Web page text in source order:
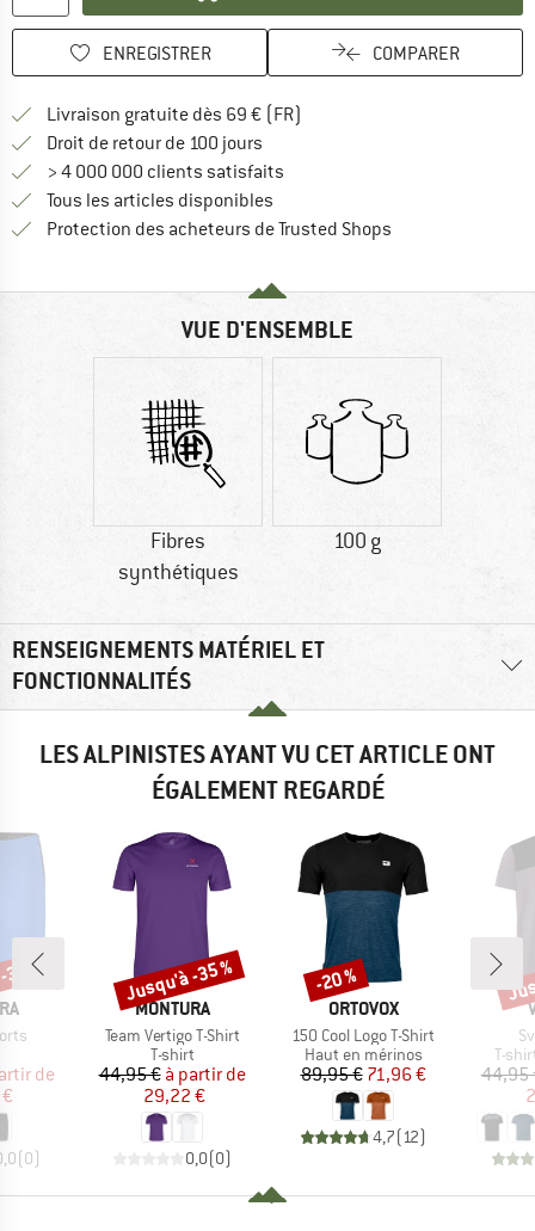
ENREGISTRER COMPARER
Livraison gratuite dès 69 € (FR)
Droit de retour de 100 jours
> 4 000 000 clients satisfaits
Tous les articles disponibles
Protection des acheteurs de Trusted Shops
VUE D'ENSEMBLE
Fibres
synthétiques
100 g
RENSEIGNEMENTS MATÉRIEL ET
FONCTIONNALITÉS
LES ALPINISTES AYANT VU CET ARTICLE ONT
ÉGALEMENT REGARDÉ
réduit
de
(0)
%
MARQUE
MONTURA
Article
Team Vertigo T-Shirt
Product group
T-shirt
Prix
44,95 € Prix réduit
à partir de
29,22 €
0,0(0)
Remise
Jusqu'à -35 %
MARQUE
ORTOVOX
Article
150 Cool Logo T-Shirt
Product group
Haut en mérinos
Prix
89,95 €Prix réduit
71,96 €
4,7( 12)
Remise
-20 %
T-
44,95